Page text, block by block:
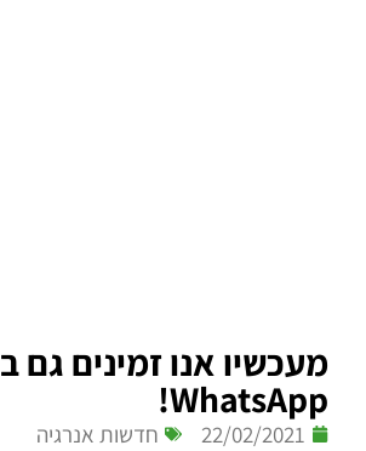
מעכשיו אנו זמינים גם ב
WhatsApp!
22/02/2021 חדשות אנרגיה